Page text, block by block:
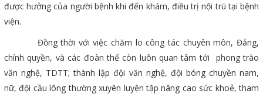
được hưởng của người bệnh khi đến khám, điều trị nội trú tại bệnh
viện.
Đồng thời với việc chăm lo công tác chuyên môn, Đảng,
chính quyền, và các đoàn thể còn luôn quan tâm tới phong trào
văn nghệ, TDTT; thành lập đội văn nghệ, đội bóng chuyền nam,
nữ, đội cầu lông thường xuyên luyện tập nâng cao sức khoẻ, tham